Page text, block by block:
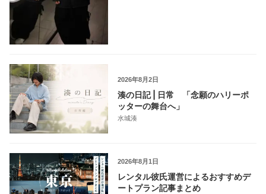
2026年8月2日
湊の日記 | 日常 「念願のハリーポ
ッターの舞台へ」
水城湊
2026年8月1日
レンタル彼氏運営によるおすすめデ
ートプラン記事まとめ